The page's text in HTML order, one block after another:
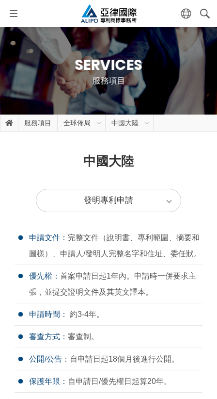
SERVICES
服務項目
服務項目 全球佈局 中國大陸
中國大陸
發明專利申請
申請文件： 完整文件（說明書、專利範圍、摘要和
圖樣）、申請人/發明人完整名字和住址、委任狀。
優先權： 首案申請日起1年內。申請時一併要求主
張，並提交證明文件及其英文譯本。
申請時間： 約3-4年。
審查方式： 審查制。
公開/公告： 自申請日起18個月後進行公開。
保護年限： 自申請日/優先權日起算20年。